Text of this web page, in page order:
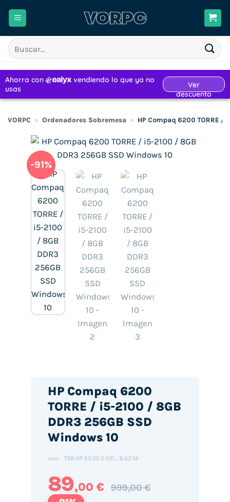
Buscar
por:
VORPC » Ordenadores Sobremesa » HP Compaq 6200 TORRE /
-91%
HP Compaq 6200
TORRE / i5-2100 / 8GB
DDR3 256GB SSD
Windows 10
SKU: TOR.HP.6200.2100_8G256
89,00 € 999,00 €